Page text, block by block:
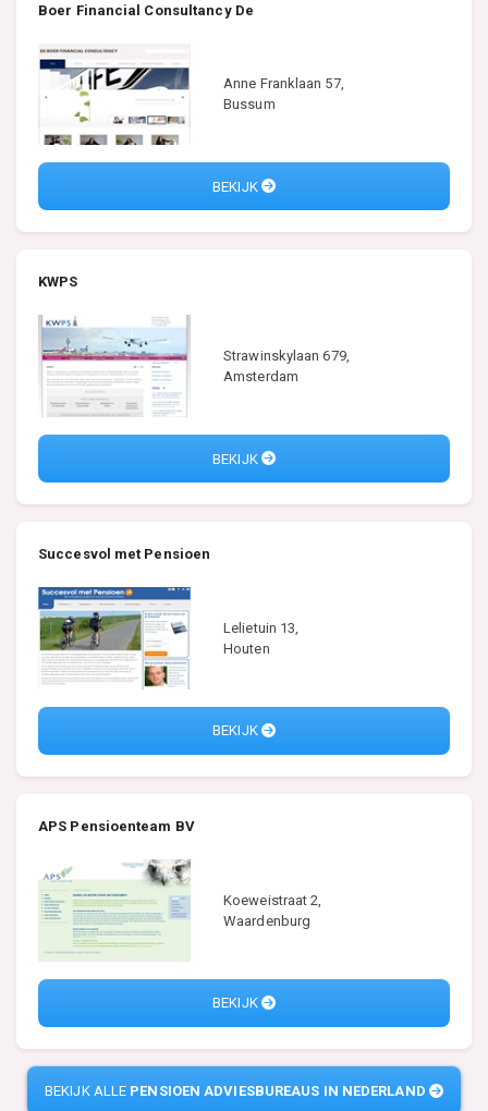
Boer Financial Consultancy De
Anne Franklaan 57,
Bussum
BEKIJK
KWPS
Strawinskylaan 679,
Amsterdam
BEKIJK
Succesvol met Pensioen
Lelietuin 13,
Houten
BEKIJK
APS Pensioenteam BV
Koeweistraat 2,
Waardenburg
BEKIJK
BEKIJK ALLE PENSIOEN ADVIESBUREAUS IN NEDERLAND